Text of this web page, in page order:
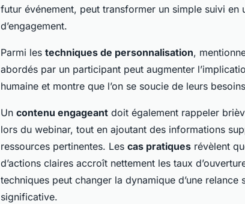
futur événement, peut transformer un simple suivi en
d’engagement.
Parmi les techniques de personnalisation,
abordés par un participant peut augmenter
humaine et montre que l’on se soucie de leurs
Un contenu engageant doit également rappeler
lors du webinar, tout en ajoutant des informations
ressources pertinentes. Les cas pratiques révèlent
d’actions claires accroît nettement les taux
techniques peut changer la dynamique d’une
significative.